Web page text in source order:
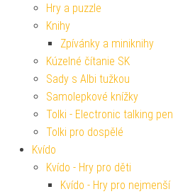
Hry a puzzle
Knihy
Zpívánky a miniknihy
Kúzelné čítanie SK
Sady s Albi tužkou
Samolepkové knížky
Tolki - Electronic talking pen
Tolki pro dospělé
Kvído
Kvído - Hry pro děti
Kvído - Hry pro nejmenší